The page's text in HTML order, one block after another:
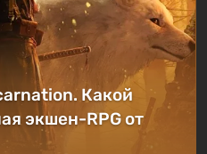
Какой
экшен-RPG от